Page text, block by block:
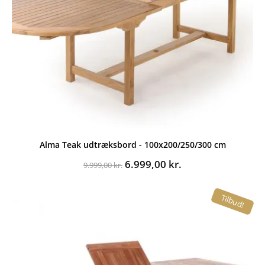
Alma Teak udtræksbord - 100x200/250/300 cm
9.999,00kr. Den
6.999,00 kr.
6.999,00 kr..
Tilbud!